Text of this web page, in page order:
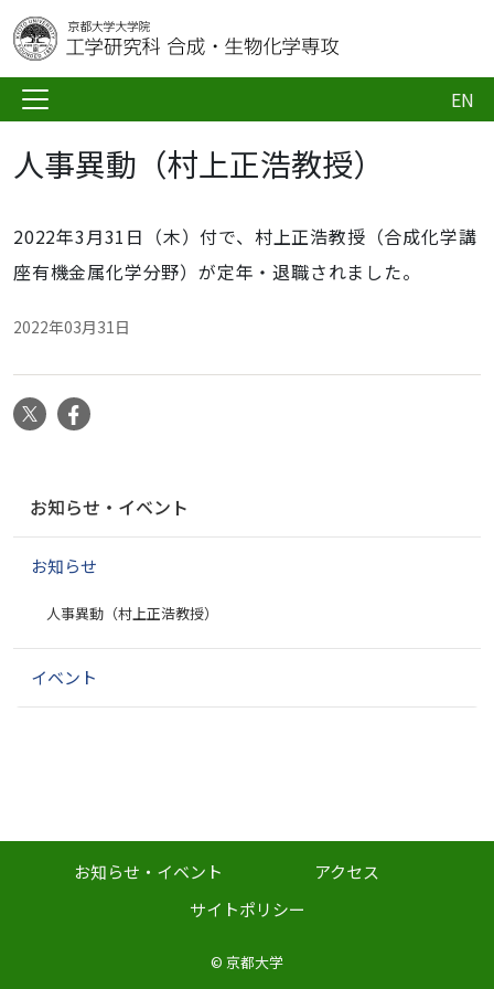
EN
人事異動（村上正浩教授）
2022年3月31日（木）付で、村上正浩教授（合成化学講
座有機金属化学分野）が定年・退職されました。
2022年03月31日
X
ゲ
ン
お知らせ・イベント
お知らせ
人事異動（村上正浩教授）
イベント
© 京都大学
お知らせ・イベント
アクセス
サイトポリシー